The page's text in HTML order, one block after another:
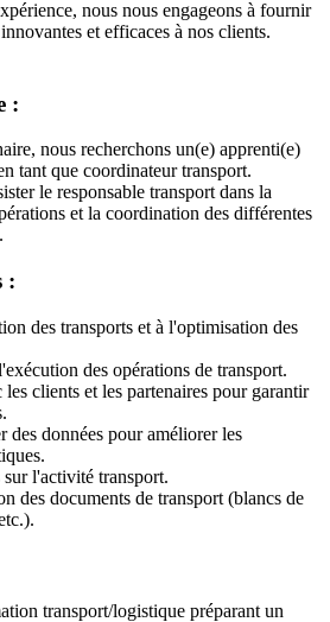
nous nous engageons à fournir
et efficaces à nos clients.
:
nous recherchons un(e) apprenti(e)
tant que coordinateur transport.
le responsable transport dans la
et la coordination des différentes
:
des transports et à l'optimisation des
des opérations de transport.
clients et les partenaires pour garantir
des données pour améliorer les
l'activité transport.
des documents de transport (blancs de
transport/logistique préparant un